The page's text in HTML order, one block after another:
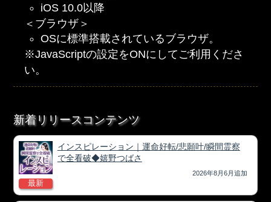
iOS 10.0以降
＜ブラウザ＞
OSに標準搭載されているブラウザ。
※JavaScriptの設定をONにしてご利用くださ
い。
新着リリースコンテンツ
最新
インスピレーション｜運命好転/悲願叶/瞬間霊察
で全看破◆嬉野つばさ
2026年8月6月追加